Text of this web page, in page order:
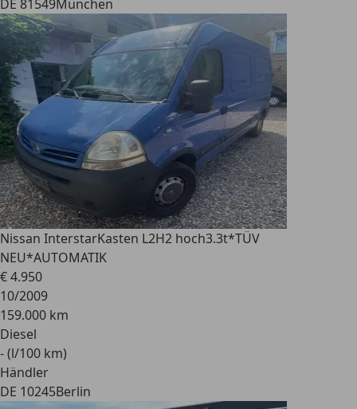
DE 81549München
Nissan InterstarKasten L2H2 hoch3.3t*TÜV
NEU*AUTOMATIK
€ 4.950
10/2009
159.000 km
Diesel
- (l/100 km)
Händler
DE 10245Berlin